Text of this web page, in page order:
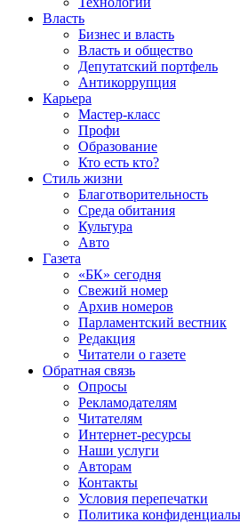
Власть
Бизнес и власть
Власть и общество
Депутатский портфель
Антикоррупция
Карьера
Мастер-класс
Профи
Образование
Кто есть кто?
Стиль жизни
Благотворительность
Среда обитания
Культура
Авто
Газета
«БК» сегодня
Свежий номер
Архив номеров
Парламентский вестник
Редакция
Читатели о газете
Обратная связь
Опросы
Рекламодателям
Читателям
Интернет-ресурсы
Наши услуги
Авторам
Контакты
Условия перепечатки
Политика